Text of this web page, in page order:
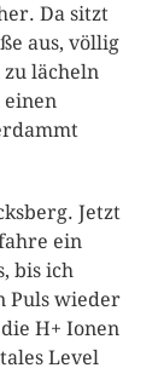
Da sitzt
aus, völlig
lächeln
Jetzt
ein
bis ich
Puls wieder
H+ Ionen
Level